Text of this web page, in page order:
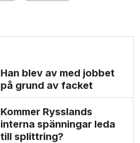
Han blev av med jobbet
på grund av facket
Kommer Rysslands
interna spänningar leda
till splittring?